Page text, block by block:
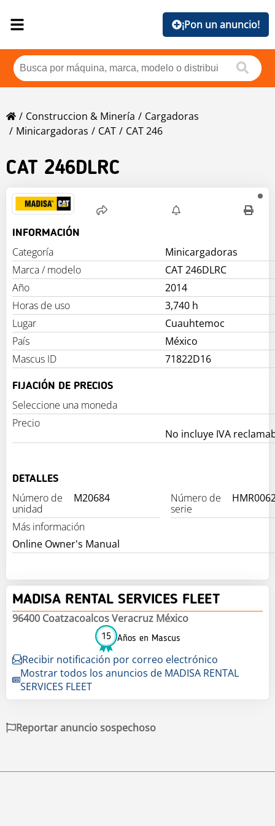
¡Pon un anuncio!
Construccion & Minería
Cargadoras
Minicargadoras
CAT CAT 246
CAT 246DLRC
INFORMACIÓN
Categoría
Minicargadoras
Marca / modelo
CAT 246DLRC
Año
2014
Horas de uso
3,740 h
Lugar
Cuauhtemoc
País
México
Mascus ID
71822D16
FIJACIÓN DE PRECIOS
Seleccione una moneda
Precio
No incluye IVA
DETALLES
Número de
unidad
M20684
Número de
serie
Más información
Online Owner's Manual
MADISA RENTAL SERVICES FLEET
96400 Coatzacoalcos Veracruz México
15 Años en Mascus
Recibir notificación por correo electrónico
Mostrar todos los anuncios de MADISA RENTAL
SERVICES FLEET
Reportar anuncio sospechoso